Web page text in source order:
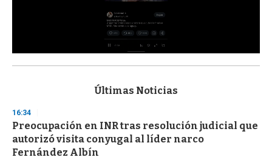
s
d
s
o
f
3
Últimas Noticias
16:34
Preocupación en INR tras resolución judicial que
autorizó visita conyugal al líder narco
Fernández Albín